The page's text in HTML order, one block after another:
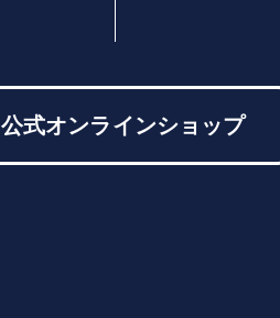
公式オンラインショップ